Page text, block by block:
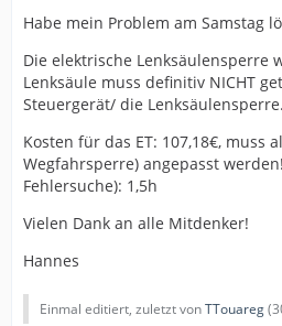
Habe mein Problem am Samstag
Die elektrische Lenksäulensperre
Lenksäule muss definitiv NICHT
Steuergerät/ die Lenksäulensperre.
Kosten für das ET: 107,18€, muss
Wegfahrsperre) angepasst
Fehlersuche): 1,5h
Vielen Dank an alle Mitdenker!
Hannes
Einmal editiert, zuletzt vonTTouareg(